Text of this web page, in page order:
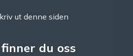
ut denne siden
du oss